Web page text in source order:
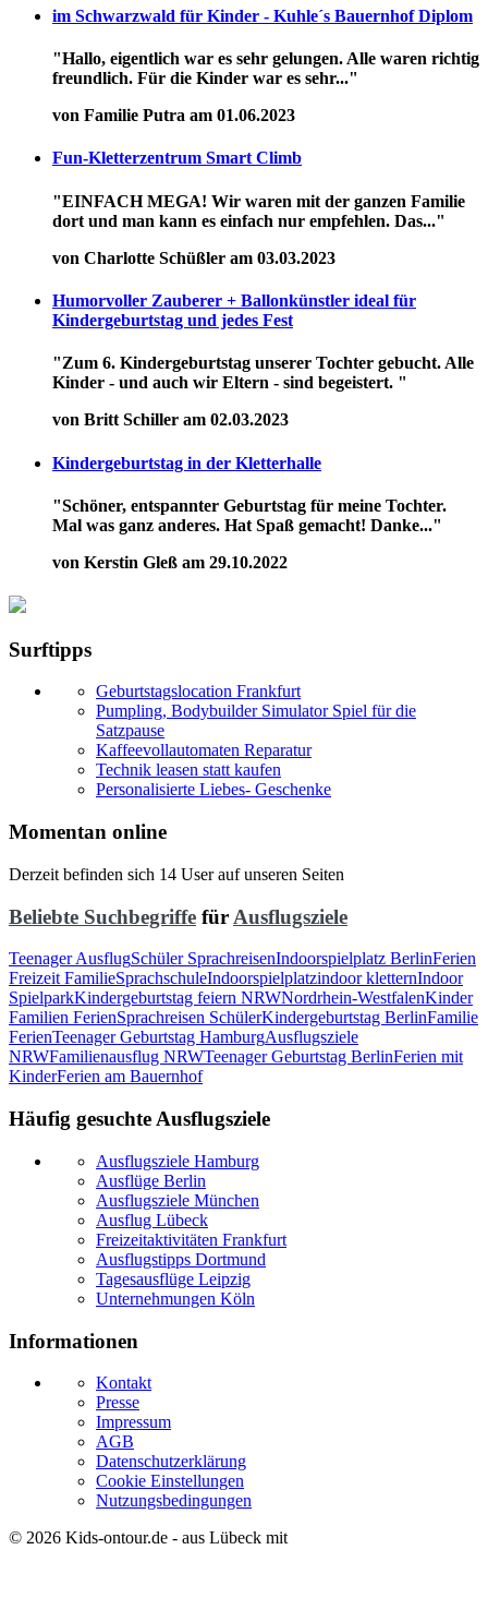
im Schwarzwald für Kinder - Kuhle´s Bauernhof Diplom
"Hallo, eigentlich war es sehr gelungen. Alle waren richtig
freundlich. Für die Kinder war es sehr..."
von Familie Putra am 01.06.2023
Fun-Kletterzentrum Smart Climb
"EINFACH MEGA! Wir waren mit der ganzen Familie
dort und man kann es einfach nur empfehlen. Das..."
von Charlotte Schüßler am 03.03.2023
Humorvoller Zauberer + Ballonkünstler ideal für
Kindergeburtstag und jedes Fest
"Zum 6. Kindergeburtstag unserer Tochter gebucht. Alle
Kinder - und auch wir Eltern - sind begeistert. "
von Britt Schiller am 02.03.2023
Kindergeburtstag in der Kletterhalle
"Schöner, entspannter Geburtstag für meine Tochter.
Mal was ganz anderes. Hat Spaß gemacht! Danke..."
von Kerstin Gleß am 29.10.2022
Surftipps
Geburtstagslocation Frankfurt
Pumpling, Bodybuilder Simulator Spiel für die
Satzpause
Kaffeevollautomaten Reparatur
Technik leasen statt kaufen
Personalisierte Liebes- Geschenke
Momentan online
Derzeit befinden sich 14 User auf unseren Seiten
Beliebte Suchbegriffe für Ausflugsziele
Teenager AusflugSchüler SprachreisenIndoorspielplatz BerlinFerien
Freizeit FamilieSprachschuleIndoorspielplatzindoor kletternIndoor
SpielparkKindergeburtstag feiern NRWNordrhein-WestfalenKinder
Familien FerienSprachreisen SchülerKindergeburtstag BerlinFamilie
FerienTeenager Geburtstag HamburgAusflugsziele
NRWFamilienausflug NRWTeenager Geburtstag BerlinFerien mit
KinderFerien am Bauernhof
Häufig gesuchte Ausflugsziele
Ausflugsziele Hamburg
Ausflüge Berlin
Ausflugsziele München
Ausflug Lübeck
Freizeitaktivitäten Frankfurt
Ausflugstipps Dortmund
Tagesausflüge Leipzig
Unternehmungen Köln
Informationen
Kontakt
Presse
Impressum
AGB
Datenschutzerklärung
Cookie Einstellungen
Nutzungsbedingungen
© 2026 Kids-ontour.de - aus Lübeck mit